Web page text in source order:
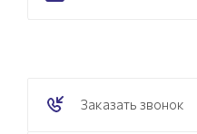
Заказать звонок